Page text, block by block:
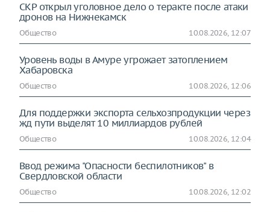
СКР открыл уголовное дело о теракте после атаки
дронов на Нижнекамск
Общество 10.08.2026, 12:07
Уровень воды в Амуре угрожает затоплением
Хабаровска
Общество 10.08.2026, 12:06
Для поддержки экспорта сельхозпродукции через
жд пути выделят 10 миллиардов рублей
Общество 10.08.2026, 12:04
Ввод режима "Опасности беспилотников" в
Свердловской области
Общество 10.08.2026, 12:02